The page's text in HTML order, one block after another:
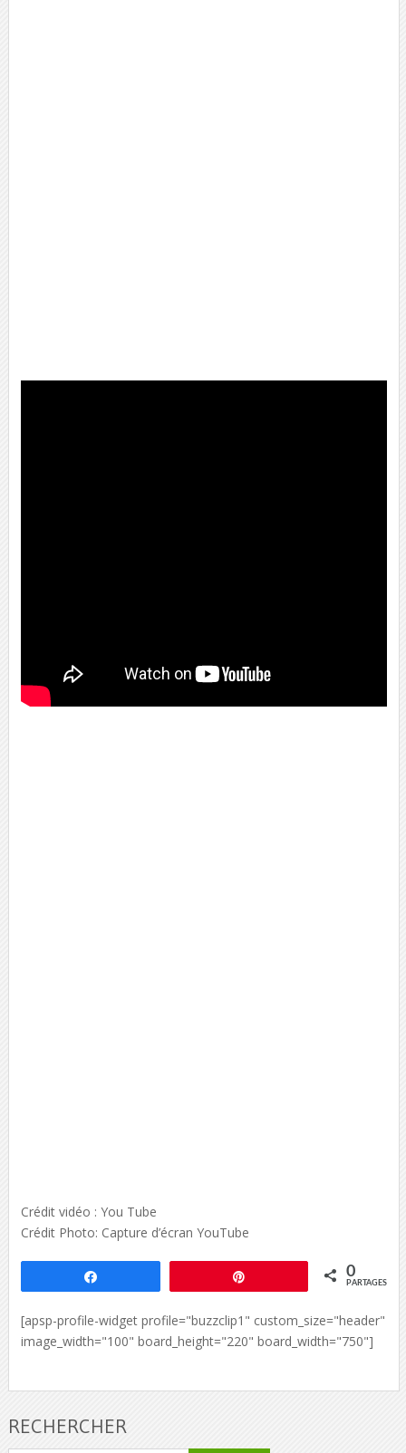
Crédit vidéo : You Tube
Crédit Photo: Capture d’écran YouTube
0
PARTAGES
[apsp-profile-widget profile="buzzclip1" custom_size="header"
image_width="100" board_height="220" board_width="750"]
RECHERCHER